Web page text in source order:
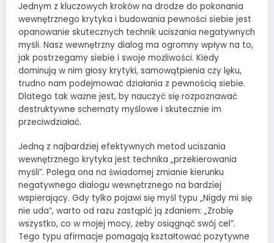
Jednym z kluczowych kroków na drodze do pokonania
wewnętrznego krytyka i budowania pewności siebie jest
opanowanie skutecznych technik uciszania negatywnych
myśli. Nasz wewnętrzny dialog ma ogromny wpływ na to,
jak postrzegamy siebie i swoje możliwości. Kiedy
dominują w nim głosy krytyki, samowątpienia czy lęku,
trudno nam podejmować działania z pewnością siebie.
Dlatego tak ważne jest, by nauczyć się rozpoznawać
destruktywne schematy myślowe i skutecznie im
przeciwdziałać.
Jedną z najbardziej efektywnych metod uciszania
wewnętrznego krytyka jest technika „przekierowania
myśli”. Polega ona na świadomej zmianie kierunku
negatywnego dialogu wewnętrznego na bardziej
wspierający. Gdy tylko pojawi się myśl typu „Nigdy mi się
nie uda”, warto od razu zastąpić ją zdaniem: „Zrobię
wszystko, co w mojej mocy, żeby osiągnąć swój cel”.
Tego typu afirmacje pomagają kształtować pozytywne